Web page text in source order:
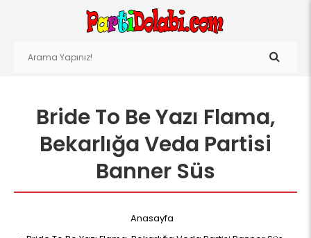
Bride To Be Yazı Flama,
Bekarlığa Veda Partisi
Banner Süs
Anasayfa